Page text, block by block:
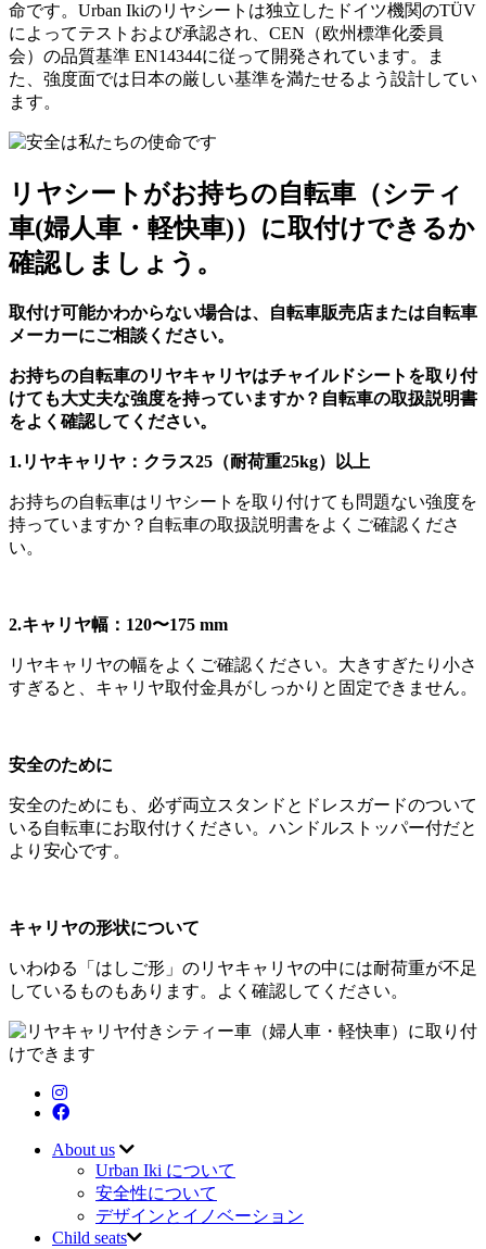
命です。Urban Ikiのリヤシートは独立したドイツ機関のTÜV
によってテストおよび承認され、CEN（欧州標準化委員
会）の品質基準 EN14344に従って開発されています。ま
た、強度面では日本の厳しい基準を満たせるよう設計してい
ます。
リヤシートがお持ちの自転車（シティ
車(婦人車・軽快車)）に取付けできるか
確認しましょう。
取付け可能かわからない場合は、自転車販売店または自転車
メーカーにご相談ください。
お持ちの自転車のリヤキャリヤはチャイルドシートを取り付
けても大丈夫な強度を持っていますか？自転車の取扱説明書
をよく確認してください。
1.リヤキャリヤ：クラス25（耐荷重25kg）以上
お持ちの自転車はリヤシートを取り付けても問題ない強度を
持っていますか？自転車の取扱説明書をよくご確認くださ
い。
2.キャリヤ幅：120〜175 mm
リヤキャリヤの幅をよくご確認ください。大きすぎたり小さ
すぎると、キャリヤ取付金具がしっかりと固定できません。
安全のために
安全のためにも、必ず両立スタンドとドレスガードのついて
いる自転車にお取付けください。ハンドルストッパー付だと
より安心です。
キャリヤの形状について
いわゆる「はしご形」のリヤキャリヤの中には耐荷重が不足
しているものもあります。よく確認してください。
About us
Urban Iki について
安全性について
デザインとイノベーション
Child seats